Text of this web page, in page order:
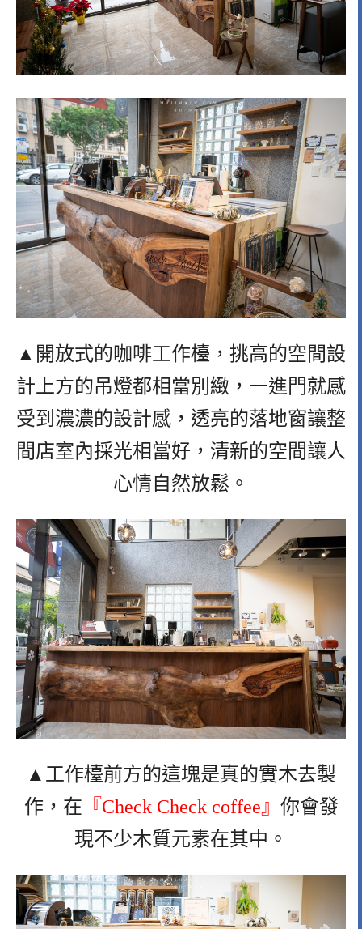
▲開放式的咖啡工作檯，挑高的空間設
計上方的吊燈都相當別緻，一進門就感
受到濃濃的設計感，透亮的落地窗讓整
間店室內採光相當好，清新的空間讓人
心情自然放鬆。
▲工作檯前方的這塊是真的實木去製
作，在 『Check Check coffee』 你會發
現不少木質元素在其中。